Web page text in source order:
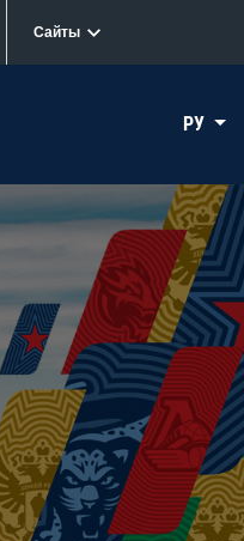
Сайты
РУ